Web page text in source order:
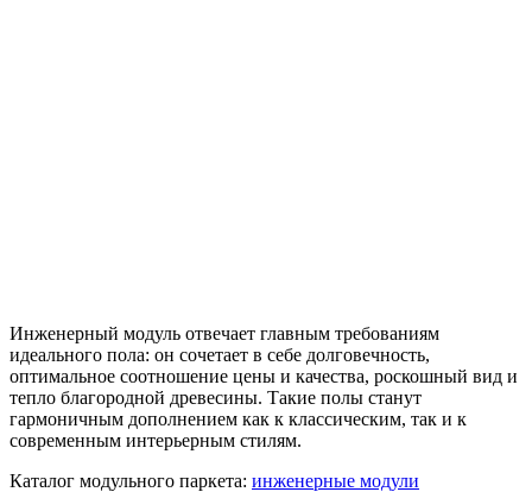
Инженерный модуль отвечает главным требованиям
идеального пола: он сочетает в себе долговечность,
оптимальное соотношение цены и качества, роскошный вид и
тепло благородной древесины. Такие полы станут
гармоничным дополнением как к классическим, так и к
современным интерьерным стилям.
Каталог модульного паркета: инженерные модули